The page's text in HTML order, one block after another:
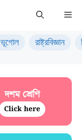
ভূগোল রাষ্ট্রবিজ্ঞান
দশম শ্রেণি
Click here